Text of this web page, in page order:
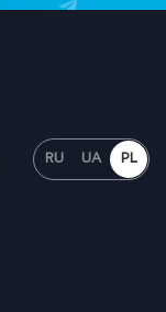
RU UA PL